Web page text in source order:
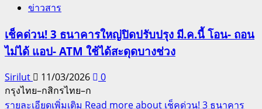
ข่าวสาร
เช็คด่วน! 3 ธนาคารใหญ่ปิดปรับปรุง มี.ค.นี้ โอน- ถอน
ไม่ได้ แอป- ATM ใช้ได้สะดุดบางช่วง
Sirilut 11/03/2026
0
กรุงไทย–กสิกรไทย–ก
รายละเอียดเพิ่มเติม Read more about เช็คด่วน! 3 ธนาคาร